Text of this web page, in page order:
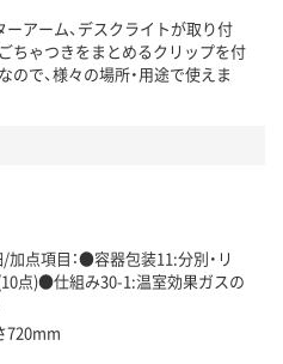
。下記商品詳細「
点項目
」で確認できます。
アーム、デスクライトが取り付
ちゃつきをまとめるクリップを付
で、様々の場所・用途で使えま
点項目：●容器包装11:分別・リ
点)●仕組み30-1:温室効果ガスの
720mm